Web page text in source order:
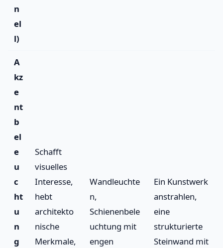
n
el
l)
A
kz
e
nt
b
el
e
u
c
ht
u
n
g
Schafft
visuelles
Interesse,
hebt
architekto
nische
Merkmale,
Wandleuchte
n,
Schienenbele
uchtung mit
engen
Ein Kunstwerk
anstrahlen,
eine
strukturierte
Steinwand mit